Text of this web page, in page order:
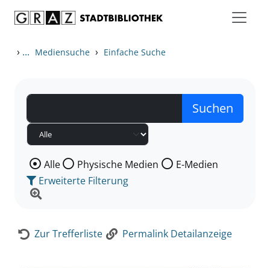
› ... Mediensuche › Einfache Suche
Wählen Sie die Medienart nach der Sie suchen wollen.
Alle Physische Medien
E-Medien
Erweiterte Filterung
Zur Trefferliste Permalink Detailanzeige